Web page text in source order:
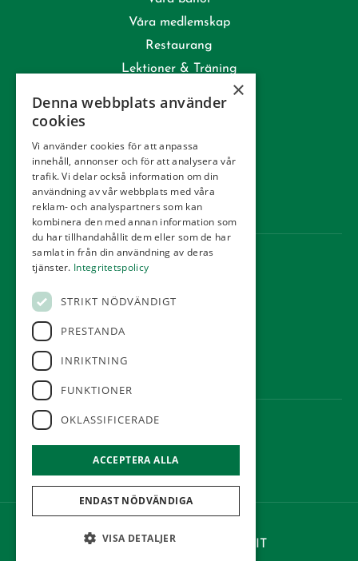
Våra medlemskap
Restaurang
Lektioner & Träning
Tävling
Integritetspolicy
Webbshop
KONTAKT
Golfvägen
FÖLJ OSS
Hemsidan levereras av Kust IT
×
Denna webbplats använder
cookies
Vi använder cookies för att anpassa
innehåll, annonser och för att analysera vår
trafik. Vi delar också information om din
användning av vår webbplats med våra
reklam- och analyspartners som kan
kombinera den med annan information som
du har tillhandahållit dem eller som de har
samlat in från din användning av deras
tjänster. Integritetspolicy
STRIKT NÖDVÄNDIGT
PRESTANDA
INRIKTNING
FUNKTIONER
OKLASSIFICERADE
ACCEPTERA ALLA
ENDAST NÖDVÄNDIGA
VISA DETALJER